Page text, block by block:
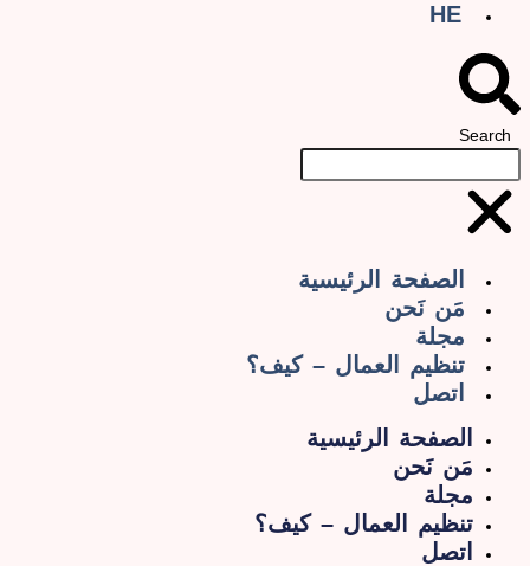
HE
Search
الصفحة الرئيسية
مَن نَحن
مجلة
تنظيم العمال – كيف؟
اتصل
الصفحة الرئيسية
مَن نَحن
مجلة
تنظيم العمال – كيف؟
اتصل